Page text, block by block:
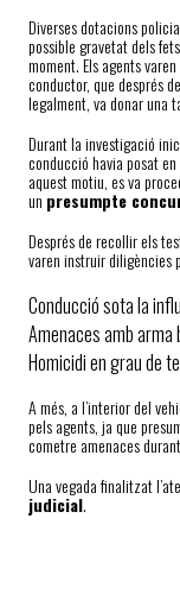
Diverses dotacions
possible gravetat dels
moment. Els agents
conductor, que després
legalment, va donar una
Durant la investigació
conducció havia posat
aquest motiu, es va
un presumpte
Després de recollir els
varen instruir diligències
Conducció sota la
Amenaces amb arma
Homicidi en grau de
A més, a l’interior del
pels agents, ja que
cometre amenaces
Una vegada finalitzat
judicial.